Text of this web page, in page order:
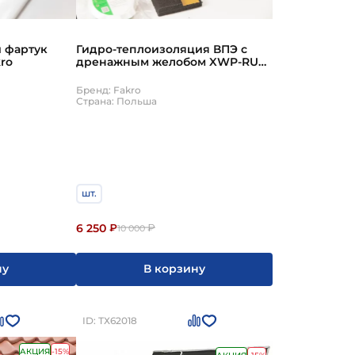
на утеплитель. Дренажный желоб
откосы фиксируют последними. Важно:
приведет к протечкам. Не используйте
Гидро-теплоизоляция ВПЭ с
дренажным желобом XWP-RU
Бренд: Fakro
Страна: Польша
шт.
6 250 ₽10 000₽
В корзину
АКЦИЯ-15%
ID: ТХ62018